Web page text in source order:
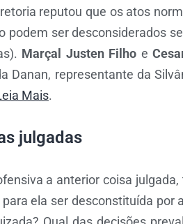
reputou que os atos
podem ser desconsiderados
Marçal Justen Filho e
Danan, representante da
Mais.
julgadas
a anterior coisa
ela ser desconstituída por